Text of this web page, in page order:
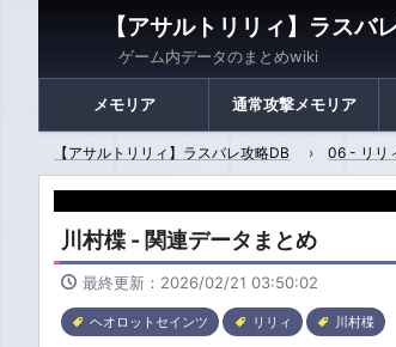
【アサルトリリィ】ラスバ
ゲーム内データのまとめwiki
メモリア 通常攻撃メモリア
【アサルトリリィ】ラスバレ攻略DB 06 - リリ
川村楪 - 関連データまとめ
最終更新：2026/02/21 03:50:02
ヘオロットセインツ リリィ 川村楪